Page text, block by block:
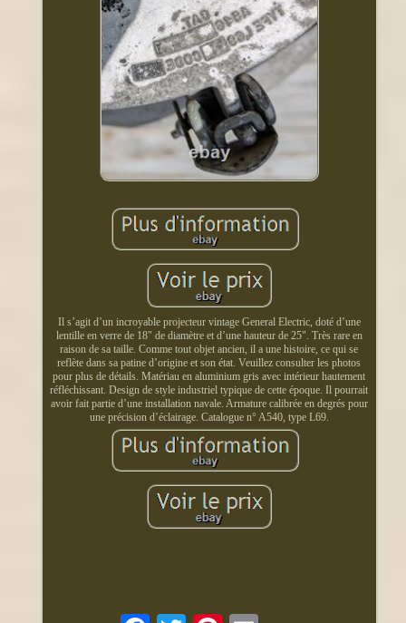
Il s’agit d’un incroyable projecteur vintage General Electric, doté d’une
lentille en verre de 18" de diamètre et d’une hauteur de 25". Très rare en
raison de sa taille. Comme tout objet ancien, il a une histoire, ce qui se
reflète dans sa patine d’origine et son état. Veuillez consulter les photos
pour plus de détails. Matériau en aluminium gris avec intérieur hautement
réfléchissant. Design de style industriel typique de cette époque. Il pourrait
avoir fait partie d’une installation navale. Armature calibrée en degrés pour
une précision d’éclairage. Catalogue n° A540, type L69.